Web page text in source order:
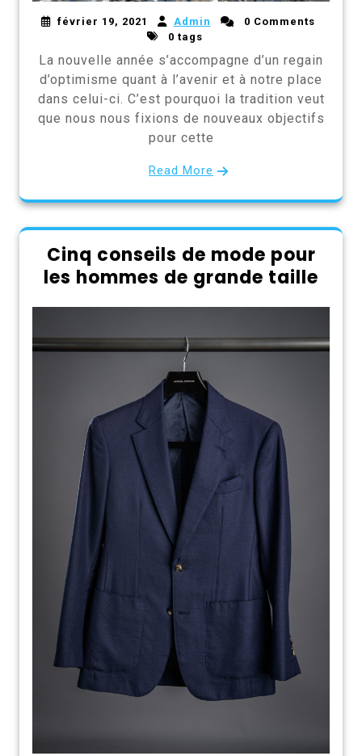
février 19, 2021 Admin
0 Comments
0 tags
La nouvelle année s’accompagne d’un regain
d’optimisme quant à l’avenir et à notre place
dans celui-ci. C’est pourquoi la tradition veut
que nous nous fixions de nouveaux objectifs
pour cette
Read More
Cinq conseils de mode pour
les hommes de grande taille